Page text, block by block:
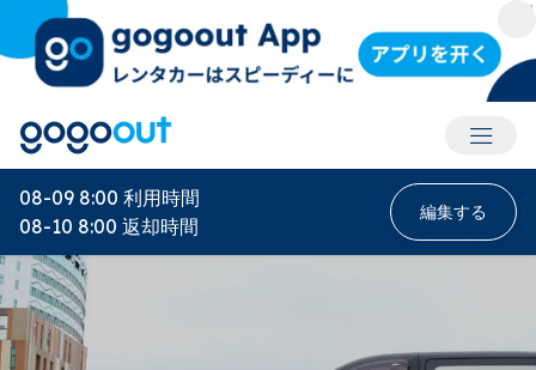
アカウ
08-09 8:00 利用時間
08-10 8:00 返却時間
編集する